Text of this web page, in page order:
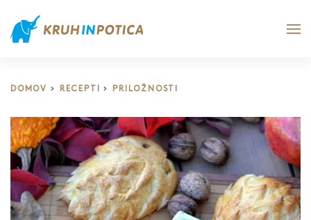
DOMOV RECEPTI PRILOŽNOSTI